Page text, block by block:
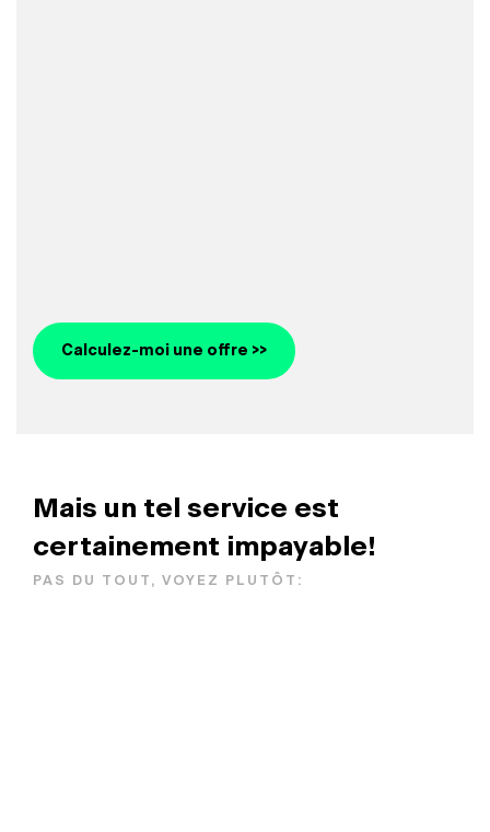
Calculez-moi une offre >>
Mais un tel service est
certainement impayable!
PAS DU TOUT, VOYEZ PLUTÔT: